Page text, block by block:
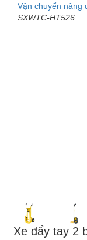
Vận chuyển nâng
SXWTC-HT526
Xe đẩy tay 2